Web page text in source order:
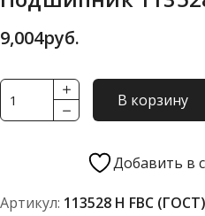
9,004руб.
Количество
товара
FBC
В корзину
Добавить в
Артикул: 113528 Н FBC (ГОСТ)